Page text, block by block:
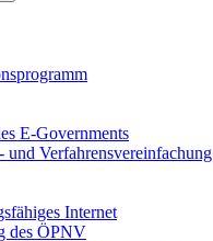
E-Governments
und Verfahrensvereinfachung
Internet
des ÖPNV